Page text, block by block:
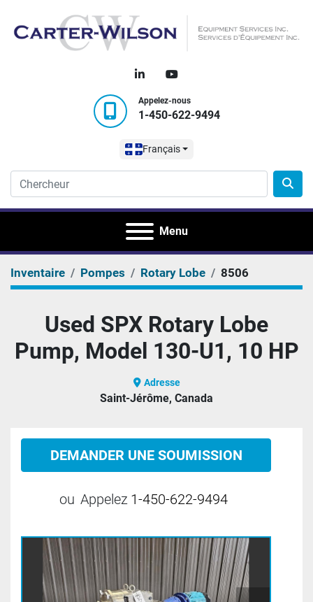
linkedinyoutube
Appelez-nous
1-450-622-9494
Français
Menu
Inventaire Pompes Rotary Lobe 8506
Used SPX Rotary Lobe
Pump, Model 130-U1, 10 HP
Adresse
Saint-Jérôme, Canada
DEMANDER UNE SOUMISSION
ou Appelez 1-450-622-9494